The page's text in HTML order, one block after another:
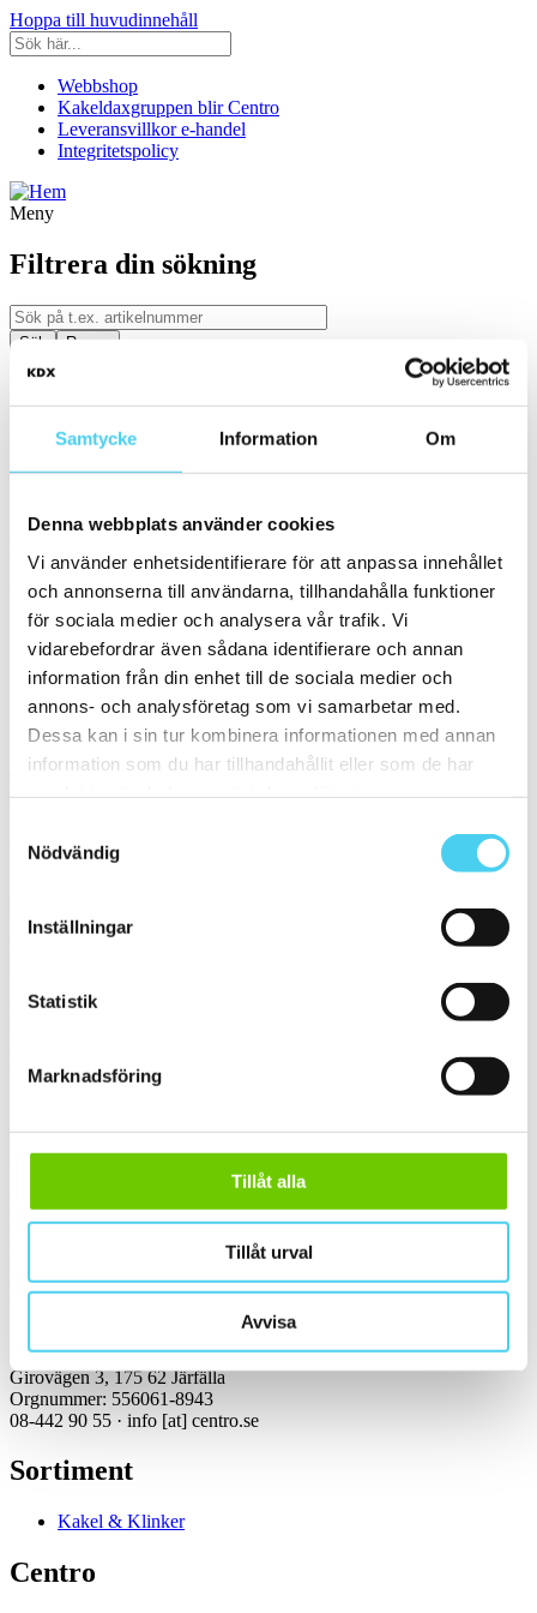
Samtycke Information Om
Denna webbplats använder cookies
Vi använder enhetsidentifierare för att anpassa innehållet
och annonserna till användarna, tillhandahålla funktioner
för sociala medier och analysera vår trafik. Vi
vidarebefordrar även sådana identifierare och annan
information från din enhet till de sociala medier och
annons- och analysföretag som vi samarbetar med.
Dessa kan i sin tur kombinera informationen med annan
information som du har tillhandahållit eller som de har
Nödvändig
Inställningar
Statistik
Marknadsföring
Tillåt alla
Tillåt urval
Avvisa
Hoppa till huvudinnehåll
Webbshop
Kakeldaxgruppen blir Centro
Leveransvillkor e-handel
Integritetspolicy
Meny
Filtrera din sökning
Kategori
Ställ in filter:Kategori
Välj en eller flera serier:
Bauge 20mm
Elements
Sortera
eller gör om din sökning.
Webbshop
brett utbud till riktigt bra priser.
Med över 30 år i branschen är vi experter på allt inom kakel och
Kakel & klinker
Kontakt
Kundservice Konsument
Öppettider:
Mejl:info[at]centro.se
Centro Kakel & Klinker AB
Girovägen 3, 175 62 Järfälla
Orgnummer: 556061-8943
08-442 90 55 · info [at] centro.se
Sortiment
Kakel & Klinker
Centro